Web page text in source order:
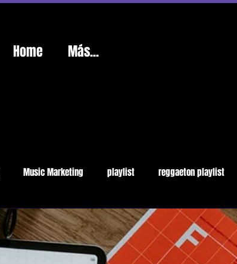
Home Más...
Music Marketing playlist reggaeton playlist